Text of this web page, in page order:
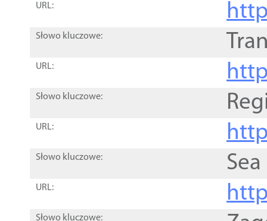
URL:
Słowo kluczowe:
URL:
Słowo kluczowe:
URL:
Słowo kluczowe:
URL:
Słowo kluczowe: